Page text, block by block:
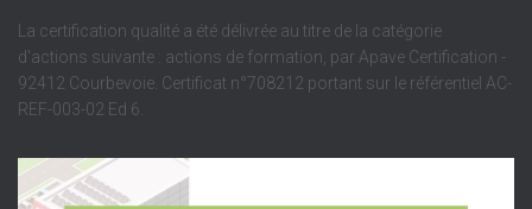
La certification qualité a été délivrée au titre de la catégorie
d'actions suivante : actions de formation, par Apave Certification -
92412 Courbevoie. Certificat n°708212 portant sur le référentiel AC-
REF-003-02 Ed 6.